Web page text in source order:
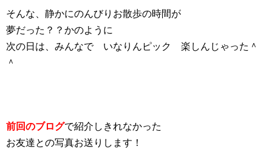
そんな、静かにのんびりお散歩の時間が
夢だった？？かのように
次の日は、みんなで いなりんピック
楽しんじゃった＾
＾
前回のブログで紹介しきれなかった
お友達との写真お送りします！